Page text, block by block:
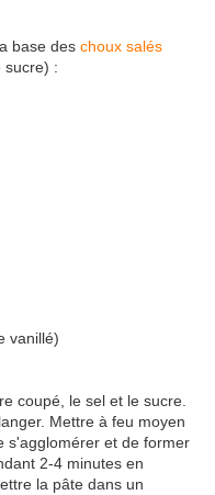
base des choux salés
sucre) :
vanillé)
coupé, le sel et le sucre.
Mettre à feu moyen
s'agglomérer et de former
2-4 minutes en
la pâte dans un